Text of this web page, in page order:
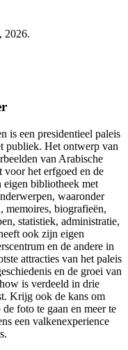
2026.
is een presidentieel paleis
publiek. Het ontwerp van
van Arabische
voor het erfgoed en de
eigen bibliotheek met
waaronder
memoires, biografieën,
statistiek, administratie,
ook zijn eigen
en de andere in
attracties van het paleis
en de groei van
is verdeeld in drie
Krijg ook de kans om
foto te gaan en meer te
een valkenexperience